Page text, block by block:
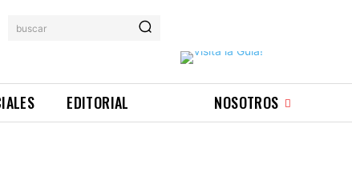
buscar
EDITORIAL NOSOTROS